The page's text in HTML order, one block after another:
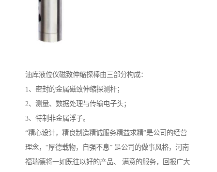
油库液位仪磁致伸缩探棒由三部分构成：
1、密封的金属磁致伸缩探测杆；
2、测量、数据处理与传输电子头；
3、特制非金属浮子。
“精心设计，精良制造精诚服务精益求精”是公司的经营
理念，“厚德载物，自强不息” 是公司的做事风格，河南
福瑞德将一如既往以好的产品、 满意的服务，回报广大